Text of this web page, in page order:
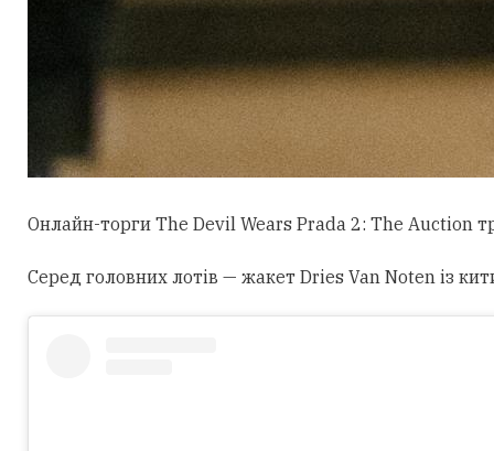
Онлайн-торги The Devil Wears Prada 2: The Auction
Серед головних лотів — жакет Dries Van Noten із